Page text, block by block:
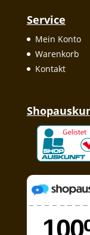
Service
Mein Konto
Warenkorb
Kontakt